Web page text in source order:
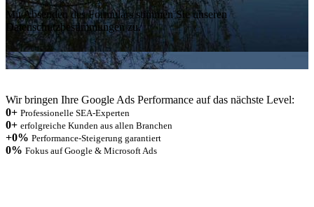
Mit Absenden des Formulars stimmen Sie unseren
Datenschutzbestimmungen zu.
Wir bringen Ihre Google Ads Performance auf das nächste Level:
0+ Professionelle SEA-Experten
0+ erfolgreiche Kunden aus allen Branchen
+0% Performance-Steigerung garantiert
0% Fokus auf Google & Microsoft Ads